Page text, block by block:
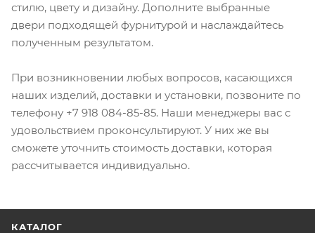
стилю, цвету и дизайну. Дополните выбранные
двери подходящей фурнитурой и наслаждайтесь
полученным результатом.
При возникновении любых вопросов, касающихся
наших изделий, доставки и установки, позвоните по
телефону +7 918 084-85-85. Наши менеджеры вас с
удовольствием проконсультируют. У них же вы
сможете уточнить стоимость доставки, которая
рассчитывается индивидуально.
КАТАЛОГ